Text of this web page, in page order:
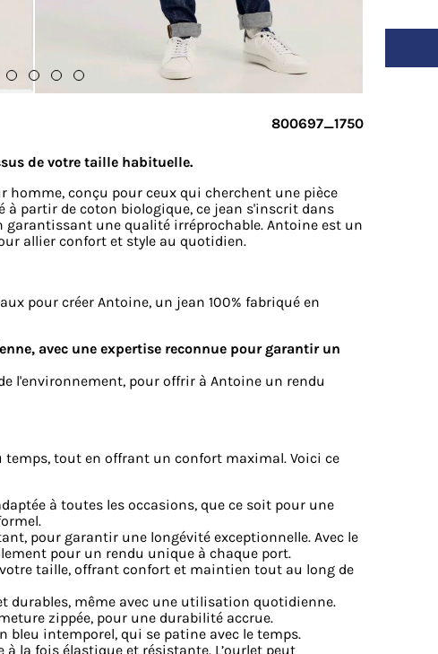
800697_1750
de votre taille habituelle.
homme, conçu pour ceux qui cherchent une pièce
à partir de coton biologique, ce jean s'inscrit dans
garantissant une qualité irréprochable. Antoine est un
allier confort et style au quotidien.
pour créer Antoine, un jean 100% fabriqué en
avec une expertise reconnue pour garantir un
l'environnement, pour offrir à Antoine un rendu
temps, tout en offrant un confort maximal. Voici ce
à toutes les occasions, que ce soit pour une
pour garantir une longévité exceptionnelle. Avec le
pour un rendu unique à chaque port.
taille, offrant confort et maintien tout au long de
durables, même avec une utilisation quotidienne.
zippée, pour une durabilité accrue.
bleu intemporel, qui se patine avec le temps.
à la fois élastique et résistante. L’ourlet peut